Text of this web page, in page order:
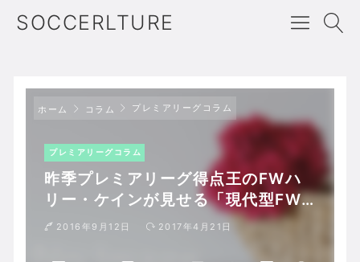
SOCCERLTURE
ホーム コラム プレミアリーグコラム
プレミアリーグコラム
昨季プレミアリーグ得点王のFWハ
リー・ケインが見せる「現代型FW
の模範」
2016年9月12日 2017年4月21日